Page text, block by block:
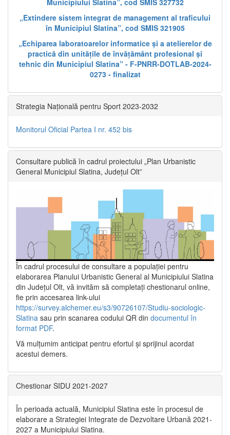
Municipiului Slatina”, cod SMIS 327732
„Extindere sistem integrat de management al traficului
în Municipiul Slatina”, cod SMIS 321905
„Echiparea laboratoarelor informatice și a atelierelor de
practică din unitățile de învățământ profesional și
tehnic din Municipiul Slatina” - F-PNRR-DOTLAB-2024-
0273 - finalizat
Strategia Națională pentru Sport 2023-2032
Monitorul Oficial Partea I nr. 452 bis
Consultare publică în cadrul proiectului „Plan Urbanistic
General Municipiul Slatina, Județul Olt”
În cadrul procesului de consultare a populaţiei pentru
elaborarea Planului Urbanistic General al Municipiului Slatina
din Județul Olt, vă invităm să completați chestionarul online,
fie prin accesarea link-ului
https://survey.alchemer.eu/s3/90726107/Studiu-sociologic-
Slatina sau prin scanarea codului QR din documentul în
format PDF.
Vă mulţumim anticipat pentru efortul şi sprijinul acordat
acestui demers.
Chestionar SIDU 2021-2027
În perioada actuală, Municipiul Slatina este în procesul de
elaborare a Strategiei Integrate de Dezvoltare Urbană 2021‐
2027 a Municipiului Slatina.